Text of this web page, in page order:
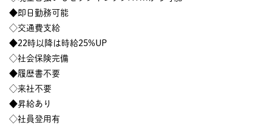
◆即日勤務可能
◇交通費支給
◆22時以降は時給25%UP
◇社会保険完備
◆履歴書不要
◇来社不要
◆昇給あり
◇社員登用有